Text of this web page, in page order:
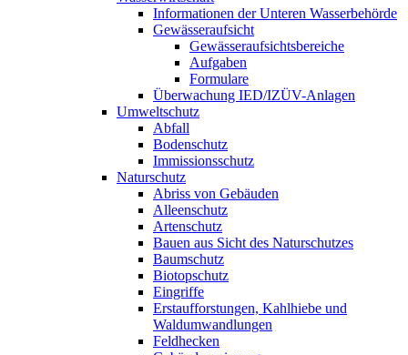
Informationen der Unteren Wasserbehörde
Gewässeraufsicht
Gewässeraufsichtsbereiche
Aufgaben
Formulare
Überwachung IED/IZÜV-Anlagen
Umweltschutz
Abfall
Bodenschutz
Immissionsschutz
Naturschutz
Abriss von Gebäuden
Alleenschutz
Artenschutz
Bauen aus Sicht des Naturschutzes
Baumschutz
Biotopschutz
Eingriffe
Erstaufforstungen, Kahlhiebe und
Waldumwandlungen
Feldhecken